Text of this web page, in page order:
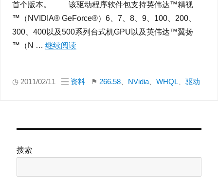
首个版本。 该驱动程序软件包支持英伟达™精视
™（NVIDIA® GeForce®）6、7、8、9、100、200、
300、400以及500系列台式机GPU以及英伟达™翼扬
™（N … 继续阅读
◷ 2011/02/11 ▤ 资料 ⚑ 266.58、 NVidia、 WHQL、 驱动
搜索